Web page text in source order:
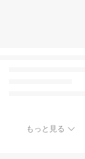
もっと見る